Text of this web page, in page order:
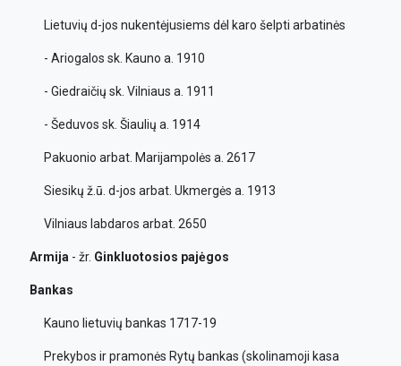
Lietuvių d-jos nukentėjusiems dėl karo šelpti arbatinės
- Ariogalos sk. Kauno a. 1910
- Giedraičių sk. Vilniaus a. 1911
- Šeduvos sk. Šiaulių a. 1914
Pakuonio arbat. Marijampolės a. 2617
Siesikų ž.ū. d-jos arbat. Ukmergės a. 1913
Vilniaus labdaros arbat. 2650
Armija - žr. Ginkluotosios pajėgos
Bankas
Kauno lietuvių bankas 1717-19
Prekybos ir pramonės Rytų bankas (skolinamoji kasa